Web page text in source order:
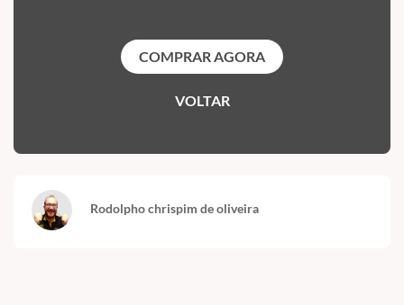
Rodolpho chrispim de oliveira
COMPRAR AGORA
VOLTAR